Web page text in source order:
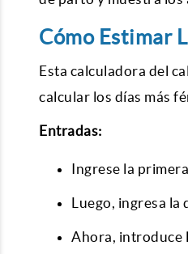
Cómo Estimar
Esta calculadora del
calcular los días más
Entradas:
Ingrese la
Luego, ingresa
Ahora, introduce